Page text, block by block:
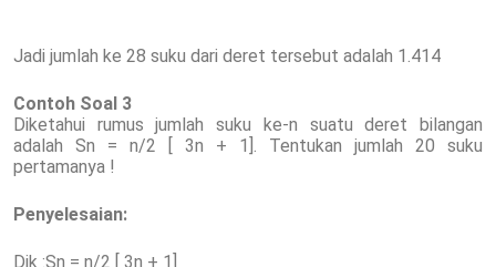
Jadi jumlah ke 28 suku dari deret tersebut adalah 1.414
Contoh Soal 3
Diketahui rumus jumlah suku ke-n suatu deret bilangan
adalah Sn = n/2 [ 3n + 1]. Tentukan jumlah 20 suku
pertamanya !
Penyelesaian:
Dik :Sn = n/2 [ 3n + 1]